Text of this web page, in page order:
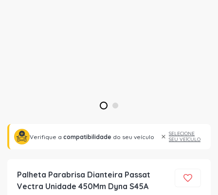
1 2
Verifique a compatibilidade do seu veículo
SELECIONE
SEU VEÍCULO
Palheta Parabrisa Dianteira Passat
Vectra Unidade 450Mm Dyna S45A